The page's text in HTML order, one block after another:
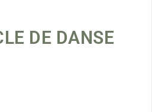
DE DANSE